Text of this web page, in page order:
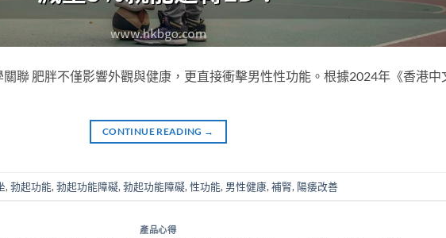
聯 肥胖不僅影響外觀與健康，更直接衝擊男性性功能。根據2024年《香港中
CONTINUE READING →
, 勃起功能, 勃起功能障礙, 勃起功能障礙, 性功能, 男性健康, 補腎, 陽痿改善
產品心得